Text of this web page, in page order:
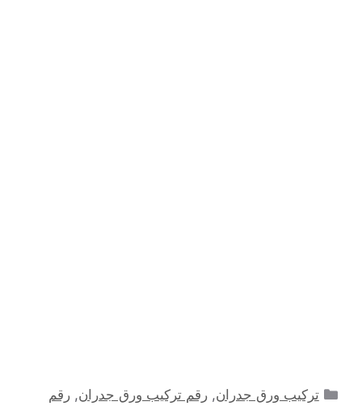
التصنيفات
تركيب ورق جدران,رقم تركيب ورق جدران,رقم